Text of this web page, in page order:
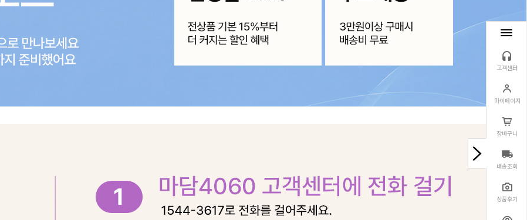
고객센터
마이페이지
장바구니
배송조회
상품후기